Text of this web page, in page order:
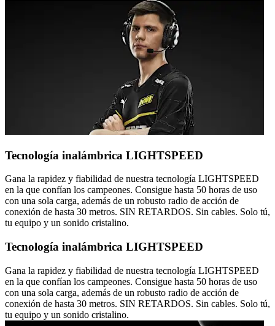
Tecnología inalámbrica LIGHTSPEED
Gana la rapidez y fiabilidad de nuestra tecnología LIGHTSPEED
en la que confían los campeones. Consigue hasta 50 horas de uso
con una sola carga, además de un robusto radio de acción de
conexión de hasta 30 metros. SIN RETARDOS. Sin cables. Solo tú,
tu equipo y un sonido cristalino.
Tecnología inalámbrica LIGHTSPEED
Gana la rapidez y fiabilidad de nuestra tecnología LIGHTSPEED
en la que confían los campeones. Consigue hasta 50 horas de uso
con una sola carga, además de un robusto radio de acción de
conexión de hasta 30 metros. SIN RETARDOS. Sin cables. Solo tú,
tu equipo y un sonido cristalino.